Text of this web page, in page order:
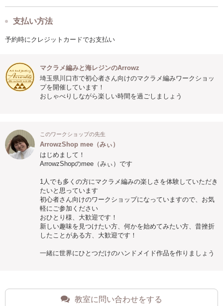
支払い方法
予約時にクレジットカードでお支払い
マクラメ編みと海レジンのArrowz
埼玉県川口市で初心者さん向けのマクラメ編みワークショッ
プを開催しています！
おしゃべりしながら楽しい時間を過ごしましょう
このワークショップの先生
ArrowzShop mee（みぃ）
はじめまして！
ArrowzShopのmee（みぃ）です
1人でも多くの方にマクラメ編みの楽しさを体験していただき
たいと思っています
初心者さん向けのワークショップになっていますので、お気
軽にご参加ください
おひとり様、大歓迎です！
新しい趣味を見つけたい方、何かを始めてみたい方、昔挫折
したことがある方、大歓迎です！
一緒に世界にひとつだけのハンドメイド作品を作りましょう
教室に問い合わせをする